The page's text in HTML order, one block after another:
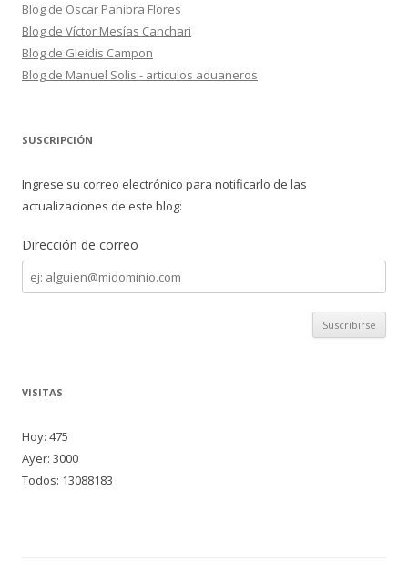
Blog de Oscar Panibra Flores
Blog de Víctor Mesías Canchari
Blog de Gleidis Campon
Blog de Manuel Solis - articulos aduaneros
SUSCRIPCIÓN
Ingrese su correo electrónico para notificarlo de las
actualizaciones de este blog:
Dirección de correo
Dirección
de
correo
VISITAS
Hoy: 475
Ayer: 3000
Todos: 13088183